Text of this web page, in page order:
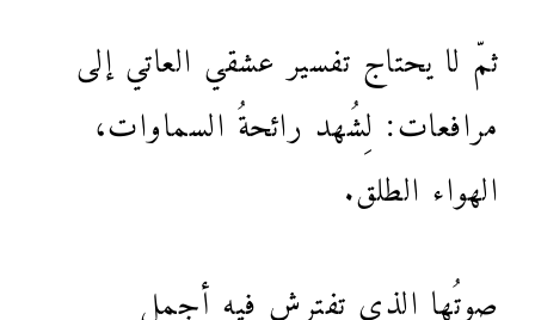
ثمّ لا يحتاج تفسير عشقي العاتي إلى
مرافعات: لِشُهد رائحةُ السماوات،
الهواء الطلق.
صوتُها الذي تفترش فيه أجمل